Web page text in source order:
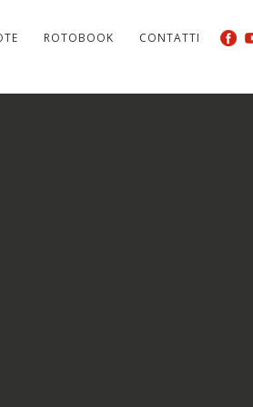
ROTOBOOK CONTATTI